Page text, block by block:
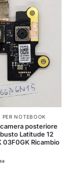
PER NOTEBOOK
posteriore
Latitude 12
03F0GK Ricambio